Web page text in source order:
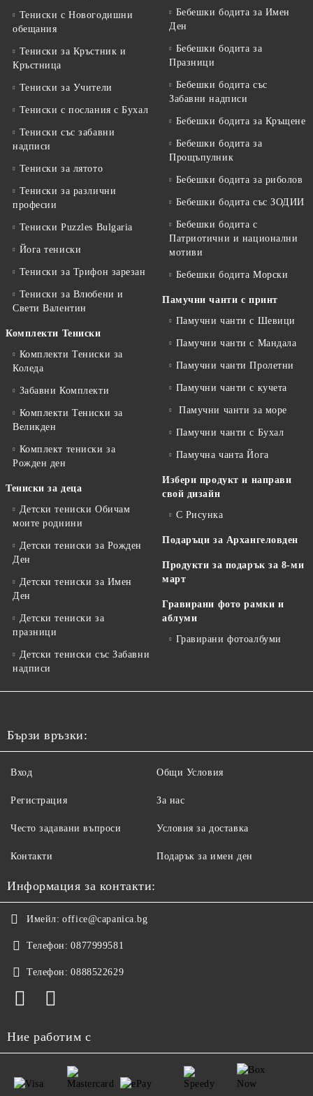
Тениски с Новогодишни
обещания
Тениски за Кръстник и
Кръстница
Тениски за Учители
Тениски с послания с Бухал
Тениски със забавни
надписи
Тениски за лятото
Тениски за различни
професии
Тениски Puzzles Bulgaria
Йога тениски
Тениски за Трифон зарезан
Тениски за Влюбени и
Свети Валентин
Комплекти Тениски
Комплекти Тениски за
Коледа
Забавни Комплекти
Комплекти Тениски за
Великден
Комплект тениски за
Рожден ден
Тениски за деца
Детски тениски Обичам
моите роднини
Детски тениски за Рожден
Ден
Детски тениски за Имен
Ден
Детски тениски за
празници
Детски тениски със Забавни
надписи
Бебешки бодита за Имен
Ден
Бебешки бодита за
Празници
Бебешки бодита със
Забавни надписи
Бебешки бодита за Кръщене
Бебешки бодита за
Прощъпулник
Бебешки бодита за риболов
Бебешки бодита със ЗОДИИ
Бебешки бодита с
Патриотични и национални
мотиви
Бебешки бодита Морски
Памучни чанти с принт
Памучни чанти с Шевици
Памучни чанти с Мандала
Памучни чанти Пролетни
Памучни чанти с кучета
Памучни чанти за море
Памучни чанти с Бухал
Памучна чанта Йога
Избери продукт и направи
свой дизайн
С Рисунка
Подаръци за Архангеловден
Продукти за подарък за 8-ми
март
Гравирани фото рамки и
аблуми
Гравирани фотоалбуми
Бързи връзки:
Вход
Регистрация
Често задавани въпроси
Контакти
Общи Условия
За нас
Условия за доставка
Подарък за имен ден
Информация за контакти:
Имейл: office@capanica.bg
Телефон: 0877999581
Телефон: 0888522629
Ние работим с